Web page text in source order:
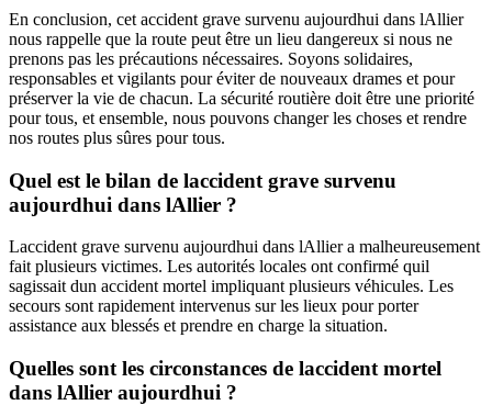
En conclusion, cet accident grave survenu aujourdhui dans lAllier
nous rappelle que la route peut être un lieu dangereux si nous ne
prenons pas les précautions nécessaires. Soyons solidaires,
responsables et vigilants pour éviter de nouveaux drames et pour
préserver la vie de chacun. La sécurité routière doit être une priorité
pour tous, et ensemble, nous pouvons changer les choses et rendre
nos routes plus sûres pour tous.
Quel est le bilan de laccident grave survenu
aujourdhui dans lAllier ?
Laccident grave survenu aujourdhui dans lAllier a malheureusement
fait plusieurs victimes. Les autorités locales ont confirmé quil
sagissait dun accident mortel impliquant plusieurs véhicules. Les
secours sont rapidement intervenus sur les lieux pour porter
assistance aux blessés et prendre en charge la situation.
Quelles sont les circonstances de laccident mortel
dans lAllier aujourdhui ?